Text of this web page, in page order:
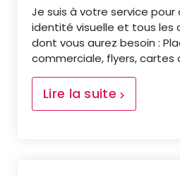
Je suis à votre service
identité visuelle et tous les
dont vous aurez besoin :
commerciale, flyers, cartes
Lire la suite